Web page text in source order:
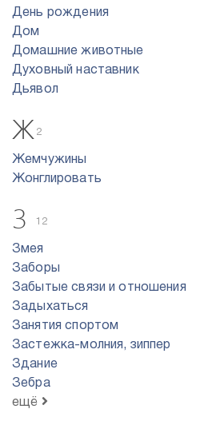
День рождения
Дом
Домашние животные
Духовный наставник
Дьявол
Ж 2
Жемчужины
Жонглировать
З 12
Змея
Заборы
Забытые связи и отношения
Задыхаться
Занятия спортом
Застежка-молния, зиппер
Здание
Зебра
ещё